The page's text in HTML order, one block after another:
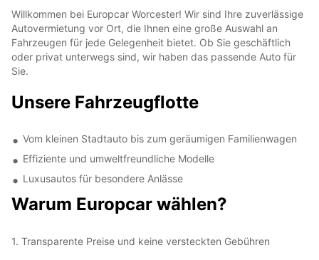
Willkommen bei Europcar Worcester! Wir sind Ihre zuverlässige
Autovermietung vor Ort, die Ihnen eine große Auswahl an
Fahrzeugen für jede Gelegenheit bietet. Ob Sie geschäftlich
oder privat unterwegs sind, wir haben das passende Auto für
Sie.
Unsere Fahrzeugflotte
Vom kleinen Stadtauto bis zum geräumigen Familienwagen
Effiziente und umweltfreundliche Modelle
Luxusautos für besondere Anlässe
Warum Europcar wählen?
1. Transparente Preise und keine versteckten Gebühren